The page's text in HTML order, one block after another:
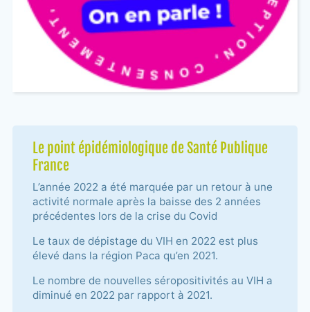
Le point épidémiologique de Santé Publique
France
L’année 2022 a été marquée par un retour à une
activité normale après la baisse des 2 années
précédentes lors de la crise du Covid
Le taux de dépistage du VIH en 2022 est plus
élevé dans la région Paca qu’en 2021.
Le nombre de nouvelles séropositivités au VIH a
diminué en 2022 par rapport à 2021.